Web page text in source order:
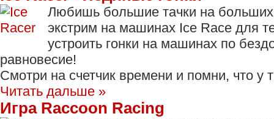
Любишь большие тачки на больших
экстрим на машинах Ice Race для
устроить гонки на машинах по
равновесие!
Смотри на счетчик времени и помни, что у
Читать дальше »
Игра Raccoon Racing